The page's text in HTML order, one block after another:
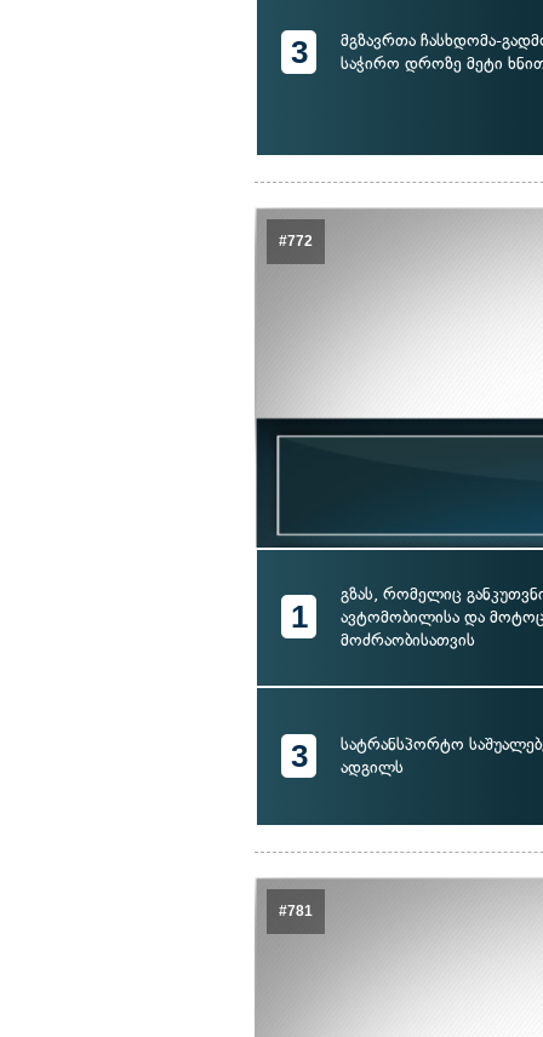
3
მგზავრთა ჩასხდომა-
საჭირო დროზე მეტი
#772
1
გზას, რომელიც
ავტომობილისა და
მოძრაობისათვის
3
სატრანსპორტო
ადგილს
#781